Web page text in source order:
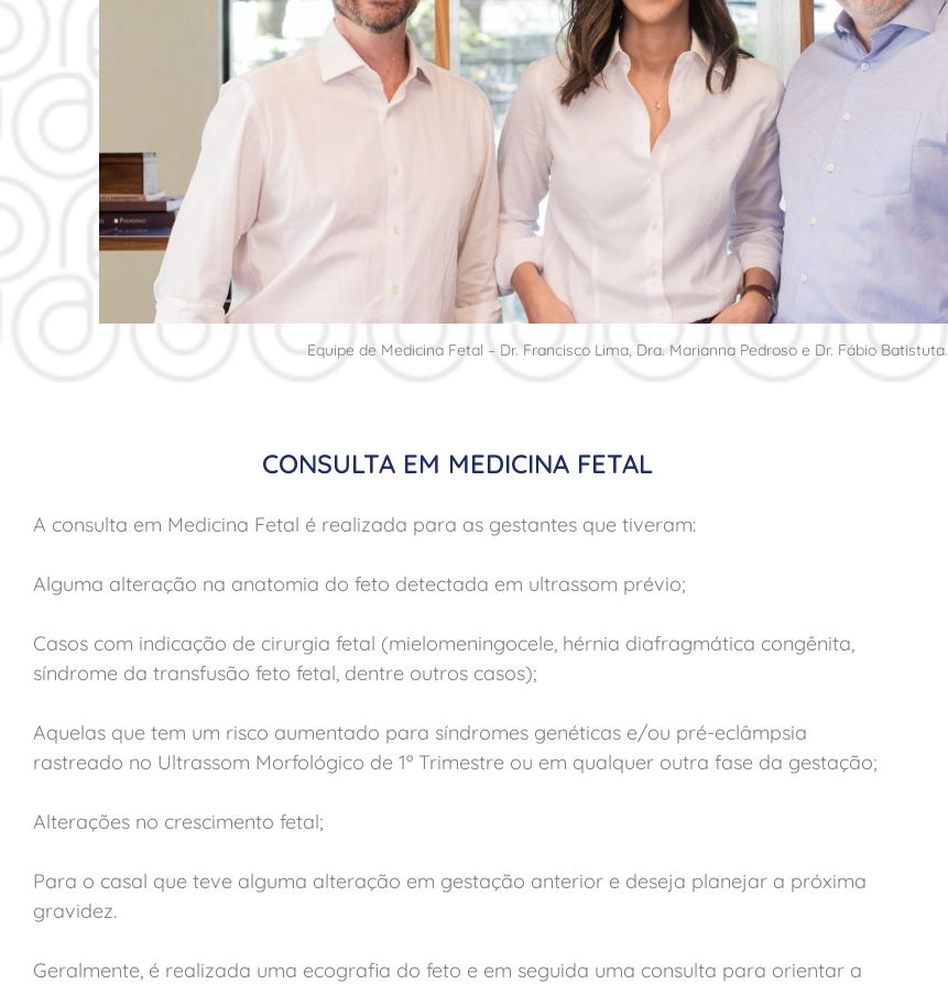
Equipe de Medicina Fetal – Dr. Francisco Lima, Dra. Marianna Pedroso e Dr. Fábio Batistuta.
CONSULTA EM MEDICINA FETAL
A consulta em Medicina Fetal é realizada para as gestantes que tiveram:
Alguma alteração na anatomia do feto detectada em ultrassom prévio;
Casos com indicação de cirurgia fetal (mielomeningocele, hérnia diafragmática congênita,
síndrome da transfusão feto fetal, dentre outros casos);
Aquelas que tem um risco aumentado para síndromes genéticas e/ou pré-eclâmpsia
rastreado no Ultrassom Morfológico de 1º Trimestre ou em qualquer outra fase da gestação;
Alterações no crescimento fetal;
Para o casal que teve alguma alteração em gestação anterior e deseja planejar a próxima
gravidez.
Geralmente, é realizada uma ecografia do feto e em seguida uma consulta para orientar a